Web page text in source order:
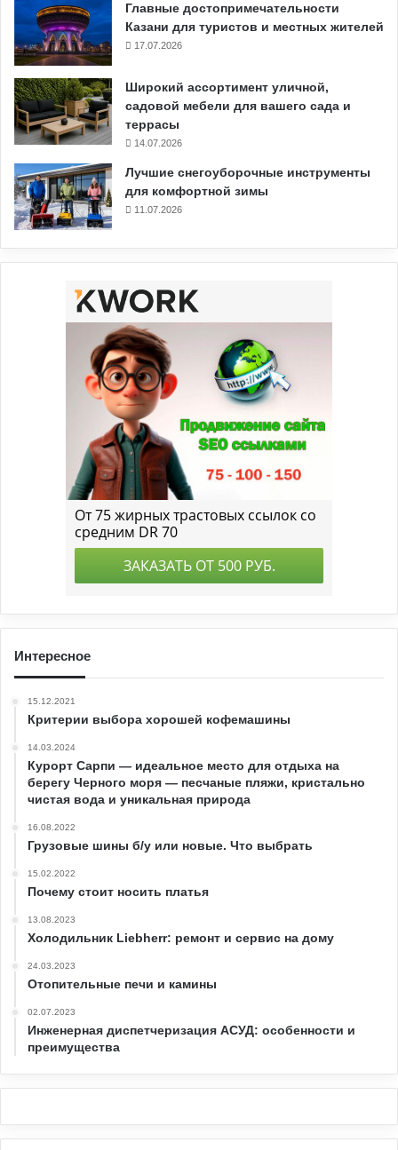
Главные достопримечательности
Казани для туристов и местных жителей
17.07.2026
Широкий ассортимент уличной,
садовой мебели для вашего сада и
террасы
14.07.2026
Лучшие снегоуборочные инструменты
для комфортной зимы
11.07.2026
Интересное
15.12.2021
Критерии выбора хорошей кофемашины
14.03.2024
Курорт Сарпи — идеальное место для отдыха на
берегу Черного моря — песчаные пляжи, кристально
чистая вода и уникальная природа
16.08.2022
Грузовые шины б/у или новые. Что выбрать
15.02.2022
Почему стоит носить платья
13.08.2023
Холодильник Liebherr: ремонт и сервис на дому
24.03.2023
Отопительные печи и камины
02.07.2023
Инженерная диспетчеризация АСУД: особенности и
преимущества